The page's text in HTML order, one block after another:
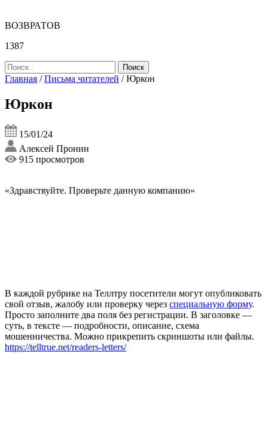
ВОЗВРАТОВ
1387
Главная /Письма читателей /Юркон
Юркон
15/01/24
Алексей Пронин
915 просмотров
«Здравствуйте. Проверьте данную компанию»
В каждой рубрике на Теллтру посетители могут опубликовать
свой отзыв, жалобу или проверку через специальную форму.
Просто заполните два поля без регистрации. В заголовке —
суть, в тексте — подробности, описание, схема
мошенничества. Можно прикрепить скриншоты или файлы.
https://telltrue.net/readers-letters/